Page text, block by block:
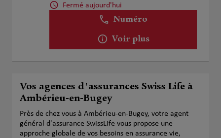
Fermé aujourd'hui
Numéro
Voir plus
Vos agences d'assurances Swiss Life à
Ambérieu-en-Bugey
Près de chez vous à Ambérieu-en-Bugey, votre agent
général d'assurance SwissLife vous propose une
approche globale de vos besoins en assurance vie,